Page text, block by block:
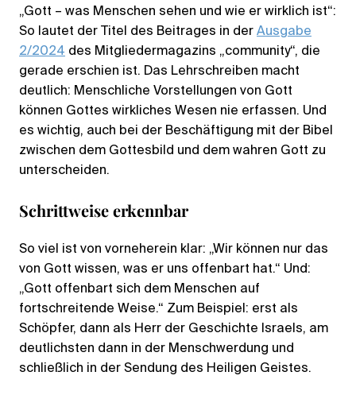
„Gott – was Menschen sehen und wie er wirklich ist“:
So lautet der Titel des Beitrages in der Ausgabe
2/2024 des Mitgliedermagazins „community“, die
gerade erschien ist. Das Lehrschreiben macht
deutlich: Menschliche Vorstellungen von Gott
können Gottes wirkliches Wesen nie erfassen. Und
es wichtig, auch bei der Beschäftigung mit der Bibel
zwischen dem Gottesbild und dem wahren Gott zu
unterscheiden.
Schrittweise erkennbar
So viel ist von vorneherein klar: „Wir können nur das
von Gott wissen, was er uns offenbart hat.“ Und:
„Gott offenbart sich dem Menschen auf
fortschreitende Weise.“ Zum Beispiel: erst als
Schöpfer, dann als Herr der Geschichte Israels, am
deutlichsten dann in der Menschwerdung und
schließlich in der Sendung des Heiligen Geistes.